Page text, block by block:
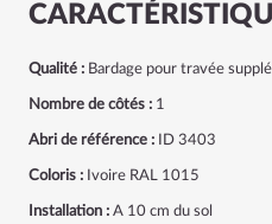
Qualité : Bardage pour travée
Nombre de côtés : 1
Abri de référence : ID 3403
Coloris : Ivoire RAL 1015
Installation : A 10 cm du sol